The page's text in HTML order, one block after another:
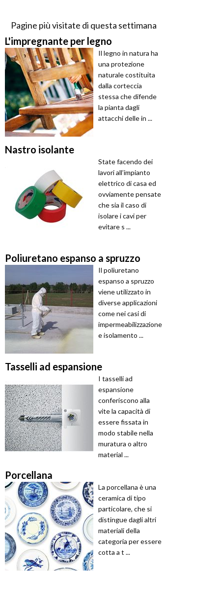
Pagine più visitate di questa settimana
L'impregnante per legno
Il legno in natura ha
una protezione
naturale costituita
dalla corteccia
stessa che difende
la pianta dagli
attacchi delle in ...
Nastro isolante
State facendo dei
lavori all’impianto
elettrico di casa ed
ovviamente pensate
che sia il caso di
isolare i cavi per
evitare s ...
Poliuretano espanso a spruzzo
Il poliuretano
espanso a spruzzo
viene utilizzato in
diverse applicazioni
come nei casi di
impermeabilizzazione
e isolamento ...
Tasselli ad espansione
I tasselli ad
espansione
conferiscono alla
vite la capacità di
essere fissata in
modo stabile nella
muratura o altro
material ...
Porcellana
La porcellana è una
ceramica di tipo
particolare, che si
distingue dagli altri
materiali della
categoria per essere
cotta a t ...